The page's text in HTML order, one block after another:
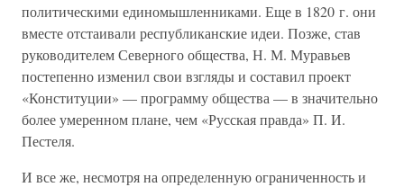
политическими единомышленниками. Еще в 1820 г. они
вместе отстаивали республиканские идеи. Позже, став
руководителем Северного общества, Н. М. Муравьев
постепенно изменил свои взгляды и составил проект
«Конституции» — программу общества — в значительно
более умеренном плане, чем «Русская правда» П. И.
Пестеля.
И все же, несмотря на определенную ограниченность и